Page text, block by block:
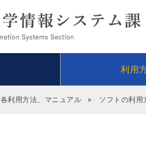
利用
各利用方法、マニュアル ソフトの利用